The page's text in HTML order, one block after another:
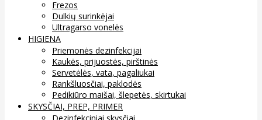
Frezos
Dulkių surinkėjai
Ultragarso vonelės
HIGIENA
Priemonės dezinfekcijai
Kaukės, prijuostės, pirštinės
Servetėlės, vata, pagaliukai
Rankšluosčiai, paklodės
Pedikiūro maišai, šlepetės, skirtukai
SKYSČIAI, PREP, PRIMER
Dezinfekciniai skysčiai